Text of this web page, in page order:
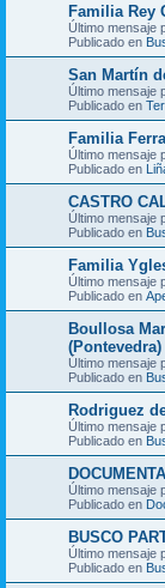
Familia Rey
Último mensaje
Publicado en
San Martín
Último mensaje
Publicado en
Familia
Último mensaje
Publicado en
CASTRO
Último mensaje
Publicado en
Familia
Último mensaje
Publicado en
Boullosa
(Pontevedra)
Último mensaje
Publicado en
Rodriguez
Último mensaje
Publicado en
Último mensaje
Publicado en
BUSCO
Último mensaje
Publicado en